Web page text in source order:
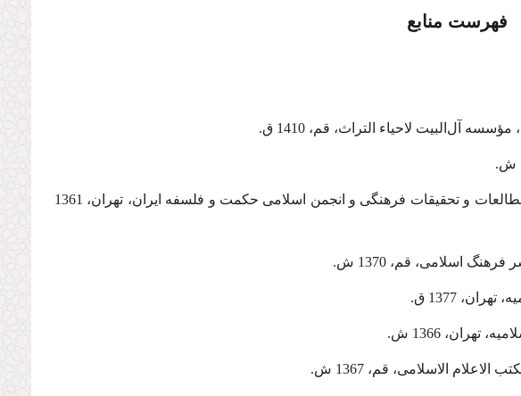
فهرست منابع
آل‌البیت لاحیاء التراث، قم، 1410 ق.
، چاپ دوم، مؤسسه مطالعات و تحقیقات فرهنگی و انجمن اسلامی حکمت و فلسفه ایران، تهران، 1361
اسلامی، قم، 1370 ش.
1377 ق.
تهران، 1366 ش.
الاعلام الاسلامی، قم، 1367 ش.